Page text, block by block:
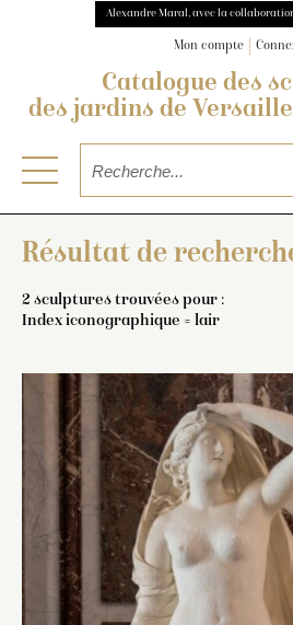
Alexandre Maral, avec la
Mon compte
Catalogue des
des jardins de
Résultat de
2 sculptures trouvées pour :
Index iconographique = lair